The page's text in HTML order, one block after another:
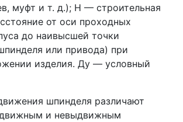
муфт и т. д.); Н — строительная
от оси проходных
до наивысшей точки
или привода) при
изделия. Ду — условный
шпинделя различают
и невыдвижным